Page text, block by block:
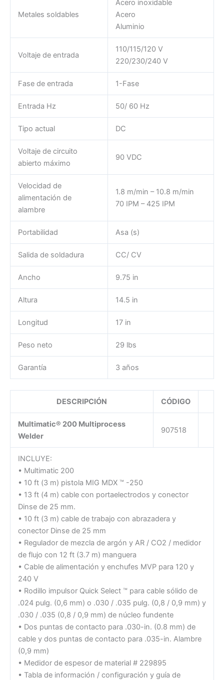
Metales soldables
Acero inoxidable
Acero
Aluminio
Voltaje de entrada
110/115/120 V
220/230/240 V
Fase de entrada 1-Fase
Entrada Hz 50/ 60 Hz
Tipo actual DC
Voltaje de circuito
abierto máximo
90 VDC
Velocidad de
alimentación de
alambre
1.8 m/min – 10.8 m/min
70 IPM – 425 IPM
Portabilidad Asa (s)
Salida de soldadura CC/ CV
Ancho 9.75 in
Altura 14.5 in
Longitud 17 in
Peso neto 29 lbs
Garantía 3 años
DESCRIPCIÓN CÓDIGO
Multimatic® 200 Multiprocess
Welder
907518
INCLUYE:
• Multimatic 200
• 10 ft (3 m) pistola MIG MDX ™ -250
• 13 ft (4 m) cable con portaelectrodos y conector
Dinse de 25 mm.
• 10 ft (3 m) cable de trabajo con abrazadera y
conector Dinse de 25 mm
• Regulador de mezcla de argón y AR / CO2 / medidor
de flujo con 12 ft (3.7 m) manguera
• Cable de alimentación y enchufes MVP para 120 y
240 V
• Rodillo impulsor Quick Select ™ para cable sólido de
.024 pulg. (0,6 mm) o .030 / .035 pulg. (0,8 / 0,9 mm) y
.030 / .035 (0,8 / 0,9 mm) de núcleo fundente
• Dos puntas de contacto para .030-in. (0.8 mm) de
cable y dos puntas de contacto para .035-in. Alambre
(0,9 mm)
• Medidor de espesor de material # 229895
• Tabla de información / configuración y guía de